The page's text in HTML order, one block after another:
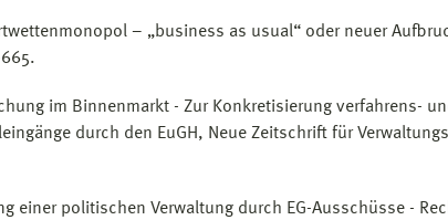
– „business as usual“ oder neuer
im Binnenmarkt - Zur Konkretisierung verfahrens-
durch den EuGH, Neue Zeitschrift für
einer politischen Verwaltung durch EG-Ausschüsse -